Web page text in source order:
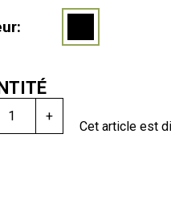
+
Cet article est